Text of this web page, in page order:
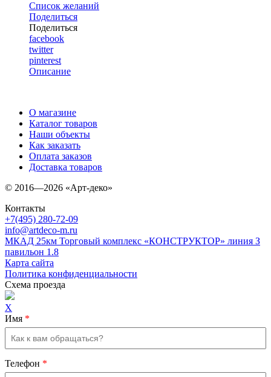
Список желаний
Поделиться
Поделиться
facebook
twitter
pinterest
Описание
О магазине
Каталог товаров
Наши объекты
Как заказать
Оплата заказов
Доставка товаров
© 2016—2026 «Арт-деко»
Контакты
+7(495) 280-72-09
info@artdeco-m.ru
МКАД 25км Торговый комплекс «КОНСТРУКТОР» линия З
павильон 1.8
Карта сайта
Политика конфиденциальности
Схема проезда
X
Имя *
Телефон *